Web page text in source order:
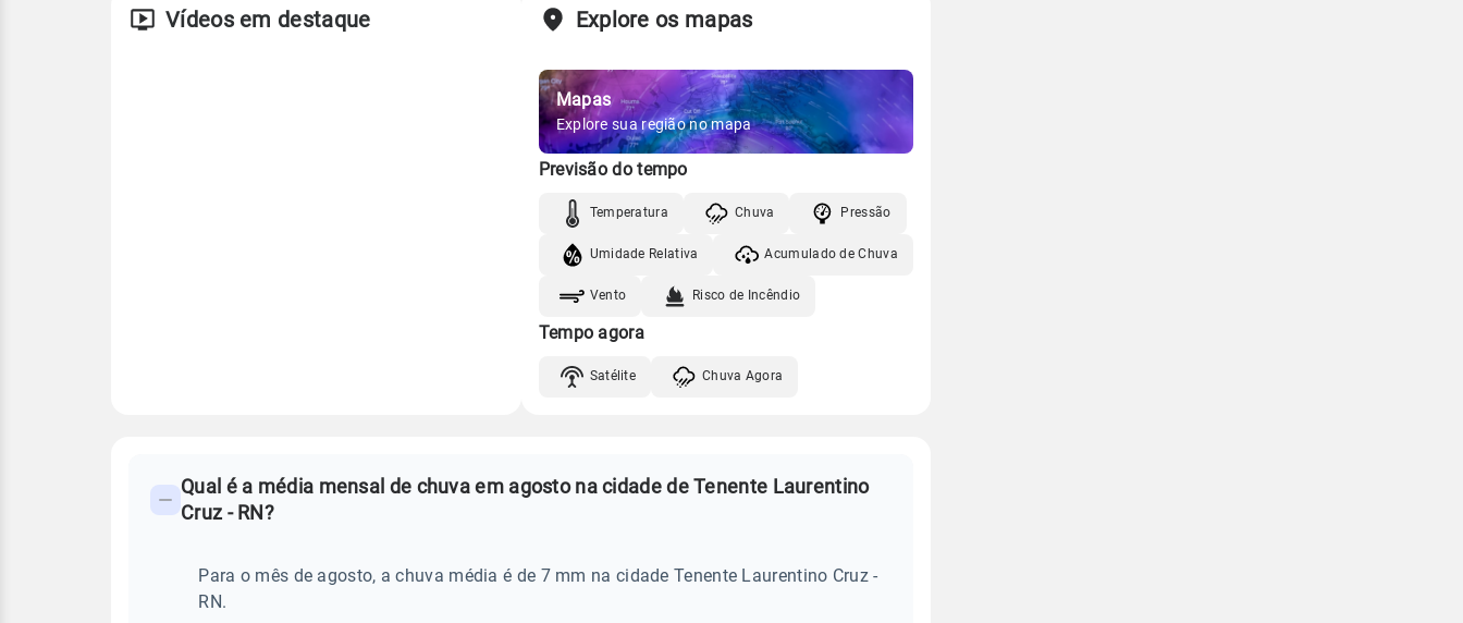
Vídeos em destaque Explore os mapas
Mapas
Explore sua região no mapa
Previsão do tempo
Temperatura Chuva Pressão
Umidade Relativa Acumulado de Chuva
Vento Risco de Incêndio
Tempo agora
Satélite Chuva Agora
Perguntas
Qual é a média mensal de chuva em agosto na cidade de Tenente Laurentino
Cruz - RN?
Para o mês de agosto, a chuva média é de 7 mm na cidade Tenente Laurentino Cruz -
RN.